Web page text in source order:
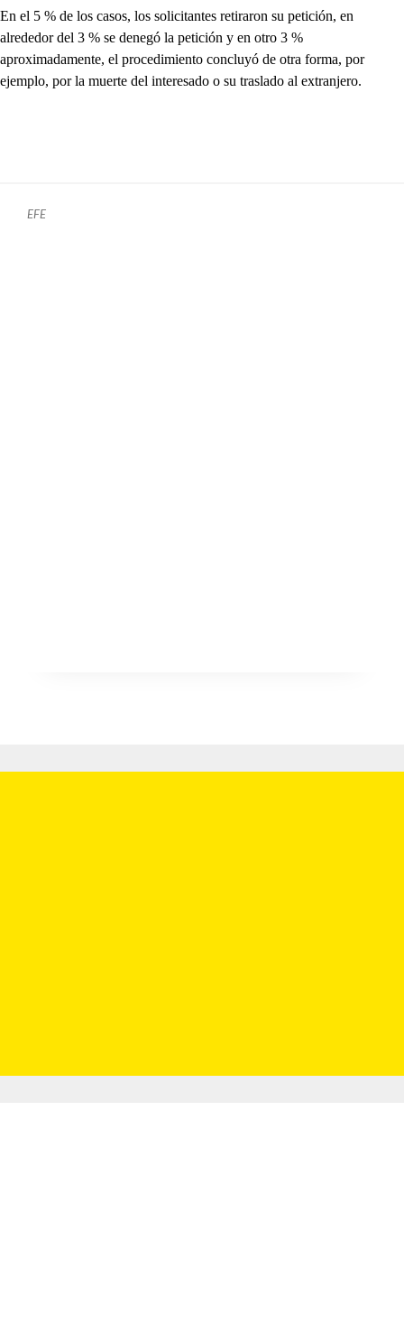
En el 5 % de los casos, los solicitantes retiraron su petición, en
alrededor del 3 % se denegó la petición y en otro 3 %
aproximadamente, el procedimiento concluyó de otra forma, por
ejemplo, por la muerte del interesado o su traslado al extranjero.
EFE